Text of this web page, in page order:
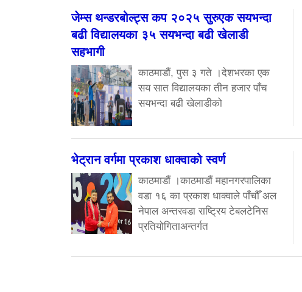
जेम्स थन्डरबोल्ट्स कप २०२५ सुरुएक सयभन्दा
बढी विद्यालयका ३५ सयभन्दा बढी खेलाडी
सहभागी
काठमाडौं, पुस ३ गते ।देशभरका एक
सय सात विद्यालयका तीन हजार पाँच
सयभन्दा बढी खेलाडीको
भेट्रान वर्गमा प्रकाश धाक्वाको स्वर्ण
काठमाडौं ।काठमाडौं महानगरपालिका
वडा १६ का प्रकाश धाक्वाले पाँचौँ अल
नेपाल अन्तरवडा राष्ट्रिय टेबलटेनिस
प्रतियोगिताअन्तर्गत